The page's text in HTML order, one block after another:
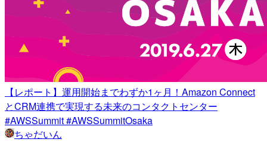
【レポート】運用開始までわずか1ヶ月！Amazon Connect
とCRM連携で実現する未来のコンタクトセンター
#AWSSummit #AWSSummitOsaka
ちゃだいん